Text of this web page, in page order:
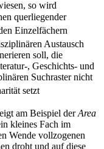
so wird
querliegender
Einzelfächern
Austausch
soll, die
, Geschichts- und
Suchraster nicht
setzt
am Beispiel derArea
kleines Fach im
Wende vollzogenen
droht und auf diese